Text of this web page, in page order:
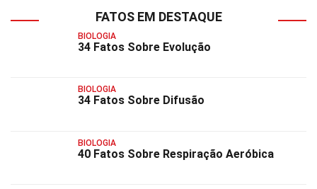
FATOS EM DESTAQUE
BIOLOGIA
34 Fatos Sobre Evolução
BIOLOGIA
34 Fatos Sobre Difusão
BIOLOGIA
40 Fatos Sobre Respiração Aeróbica